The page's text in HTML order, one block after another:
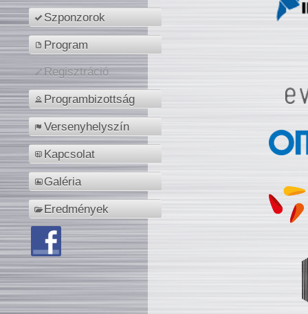
Szponzorok
Program
Regisztráció
Programbizottság
Versenyhelyszín
Kapcsolat
Galéria
Eredmények